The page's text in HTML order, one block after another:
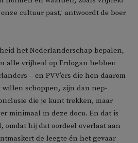
cultuur past,’ antwoordt de boer
het Nederlanderschap bepalen,
alle vrijheid op Erdogan hebben
– en PVV’ers die hen daarom
schoppen, zijn dan nep-
die je kunt trekken, maar
minimaal in deze docu. En dat is
omdat hij dat oordeel overlaat aan
de leegte én het gevaar